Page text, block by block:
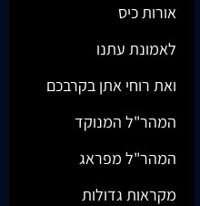
אורות כיס
לאמונת עתנו
ואת רוחי אתן בקרבכם
המהר"ל המנוקד
המהר"ל מפראג
מקראות גדולות